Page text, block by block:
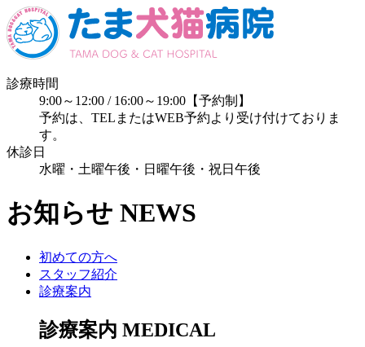
診療時間
9:00～12:00 / 16:00～19:00【予約制】
予約は、TELまたはWEB予約より受け付けておりま
す。
休診日
水曜・土曜午後・日曜午後・祝日午後
お知らせ NEWS
初めての方へ
スタッフ紹介
診療案内
診療案内 MEDICAL